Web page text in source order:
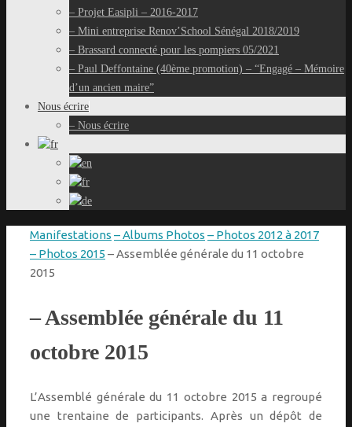
– Projet Easipli – 2016-2017
– Mini entreprise Renov’School Sénégal 2018/2019
– Brassard connecté pour les pompiers 05/2021
– Paul Deffontaine (40ème promotion) – “Engagé – Mémoire
d’un ancien maire”
Nous écrire
– Nous écrire
Accueil
Manifestations – Albums Photos – Photos 2012 à 2017
– Photos 2015 – Assemblée générale du 11 octobre
2015
– Assemblée générale du 11
octobre 2015
L’Assemblé générale du 11 octobre 2015 a regroupé
une trentaine de participants. Après un dépôt de